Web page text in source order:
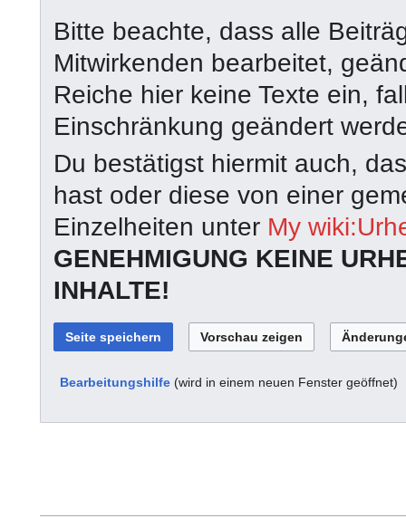
Bitte beachte, dass alle
Mitwirkenden bearbeitet,
Reiche hier keine Texte ein,
Einschränkung geändert
Du bestätigst hiermit auch,
hast oder diese von einer
Einzelheiten unter My
GENEHMIGUNG KEINE
INHALTE!
Bearbeitungshilfe (wird in einem neuen Fenster geöffnet)